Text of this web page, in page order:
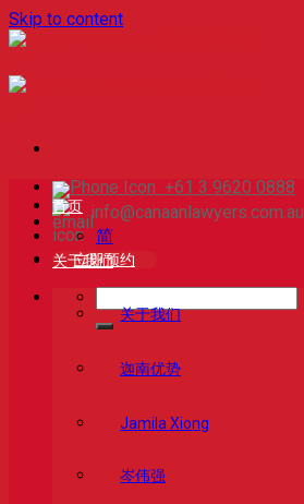
Skip to content
+61 3 9620 0888
info@canaanlawyers.com.au
简
立即预约
首页
关于我们
关于我们
迦南优势
Jamila Xiong
岑伟强